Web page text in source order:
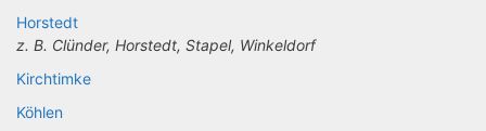
Horstedt
z. B. Clünder, Horstedt, Stapel, Winkeldorf
Kirchtimke
Köhlen